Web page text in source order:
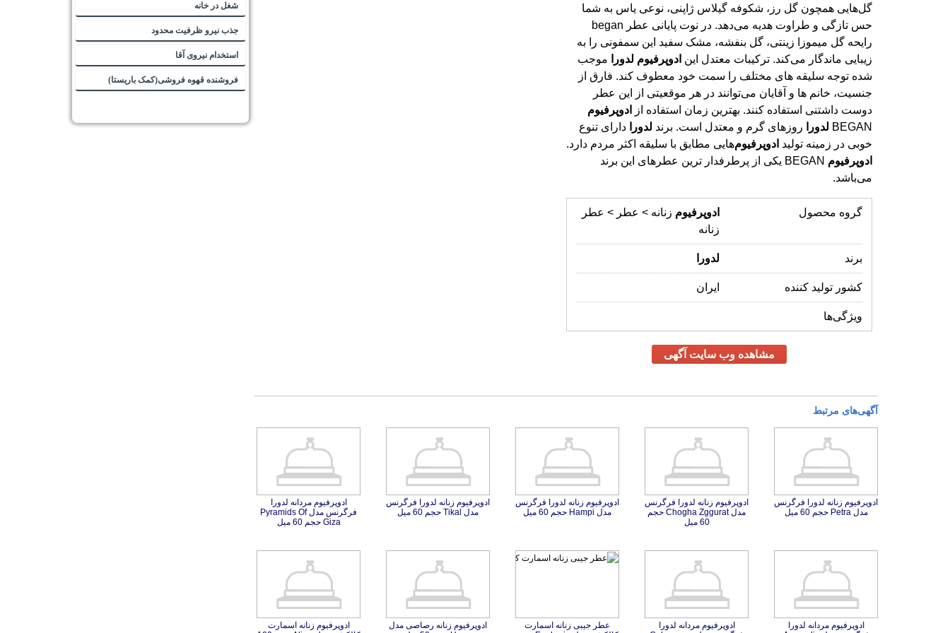
زیبایی ماندگار می‌کند. ترکیبات معتدل این ادوپرفیوم لدورا موجب
شده توجه سلیقه های مختلف را سمت خود معطوف کند. فارق از
جنسیت، خانم ها و آقایان می‌توانند در هر موقعیتی از این عطر
دوست داشتنی استفاده کنند. بهترین زمان استفاده از
ادوپرفیوم
BEGAN لدورا روزهای گرم و معتدل است. برند لدورا
دارای تنوع
خوبی در زمینه تولید ادوپرفیوم‌هایی مطابق با سلیقه اکثر مردم دارد.
ادوپرفیوم
BEGAN یکی از پرطرفدار ترین عطرهای این برند
می‌باشد.
گروه محصول ادوپرفیوم زنانه > عطر > عطر
زنانه
برند لدورا
کشور تولید کننده ایران
ویژگی‌ها
مشاهده وب سایت آگهی
آگهی‌های مرتبط
ادوپرفیوم زنانه لدورا فرگرنس
مدل Petra حجم 60 میل
ادوپرفیوم زنانه لدورا فرگرنس
مدل Chogha Zggurat حجم
60 میل
ادوپرفیوم زنانه لدورا فرگرنس
مدل Hampi حجم 60 میل
ادوپرفیوم زنانه لدورا فرگرنس​​​​​​​
مدل Tikal حجم 60 میل
ادوپرفیوم مردانه لدورا
فرگرنس مدل Pyramids Of
Giza حجم 60 میل
ادوپرفیوم مردانه لدورا
فرگرنس مدل Acropolic ادوپرفیوم مردانه لدورا
فرگرنس مدل Colosseum عطر جیبی زنانه اسمارت
کالکشن مدل Euphoria حجم
ادوپرفیوم زنانه رصاصی مدل
ادوپرفیوم زنانه اسمارت
کالکشن مدل Alien حجم 100
شغل در خانه
جذب نیرو ظرفیت محدود
استخدام نیروی آقا
فروشنده قهوه فروشی(کمک باریستا)